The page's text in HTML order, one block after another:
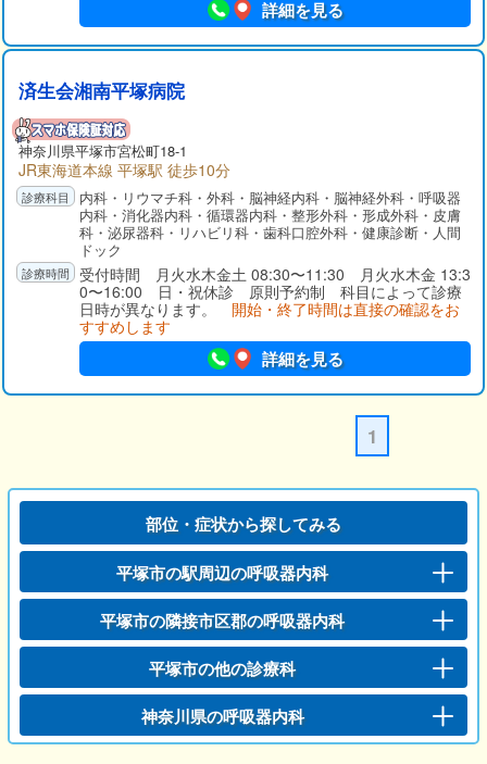
詳細を見る
済生会湘南平塚病院
神奈川県平塚市宮松町18-1
JR東海道本線 平塚駅 徒歩10分
内科・リウマチ科・外科・脳神経内科・脳神経外科・呼吸器
内科・消化器内科・循環器内科・整形外科・形成外科・皮膚
科・泌尿器科・リハビリ科・歯科口腔外科・健康診断・人間
ドック
受付時間 月火水木金土 08:30〜11:30 月火水木金 13:3
0〜16:00 日・祝休診 原則予約制 科目によって診療
日時が異なります。 開始・終了時間は直接の確認をお
すすめします
詳細を見る
1
部位・症状から探してみる
平塚市の駅周辺の呼吸器内科
平塚市の隣接市区郡の呼吸器内科
平塚市の他の診療科
神奈川県の呼吸器内科